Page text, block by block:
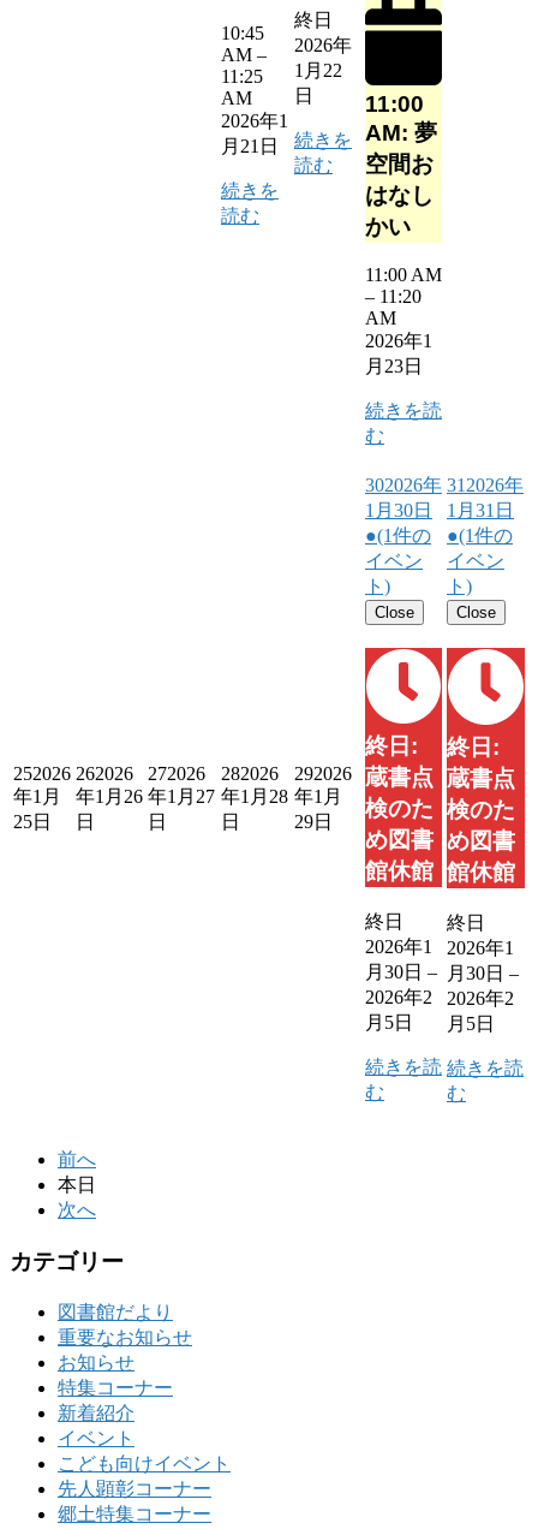
10:45
AM –
11:25
AM
2026年1
月21日
続きを
読む
終日
2026年
1月22
日
続きを
読む
11:00
AM: 夢
空間お
はなし
かい
11:00 AM
– 11:20
AM
2026年1
月23日
続きを読
む
252026
年1月
25日
262026
年1月26
日
272026
年1月27
日
282026
年1月28
日
292026
年1月
29日
302026年
1月30日
●(1件の
イベン
ト)
Close
終日:
蔵書点
検のた
め図書
館休館
終日
2026年1
月30日 –
2026年2
月5日
続きを読
む
31 2026年
1月31日
●(1件の
イベン
ト)
Close
終日:
蔵書点
検のた
め図書
館休館
終日
2026年1
月30日 –
2026年2
月5日
続きを読
む
前へ
本日
次へ
カテゴリー
図書館だより
重要なお知らせ
お知らせ
特集コーナー
新着紹介
イベント
こども向けイベント
先人顕彰コーナー
郷土特集コーナー